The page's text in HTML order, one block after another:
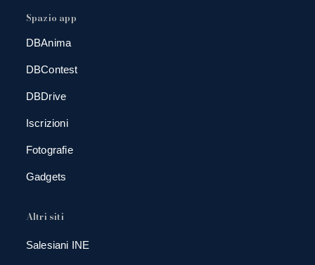
Spazio app
DBAnima
DBContest
DBDrive
Iscrizioni
Fotografie
Gadgets
Altri siti
Salesiani INE